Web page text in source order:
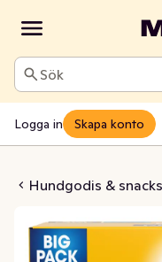
Sök
Logga in Skapa konto
Hundgodis & snacks
Small